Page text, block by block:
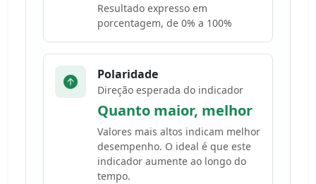
Resultado expresso em
porcentagem, de 0% a 100%
Polaridade
Direção esperada do indicador
Quanto maior, melhor
Valores mais altos indicam melhor
desempenho. O ideal é que este
indicador aumente ao longo do
tempo.